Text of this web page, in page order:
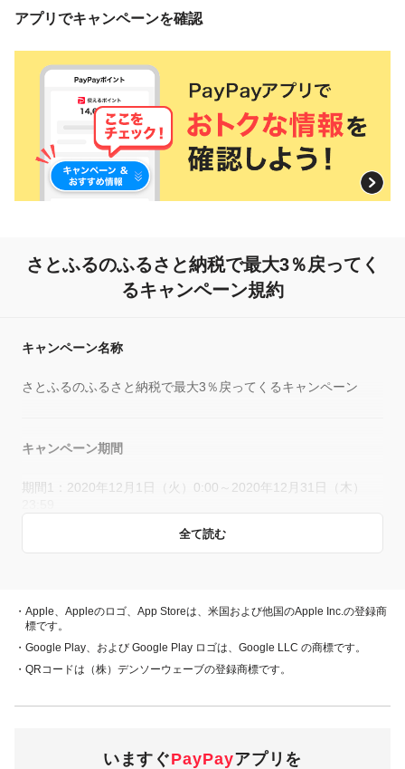
アプリでキャンペーンを確認
さとふるのふるさと納税で最大3％戻ってく
るキャンペーン規約
全て読む
キャンペーン名称
さとふるのふるさと納税で最大3％戻ってくるキャンペーン
キャンペーン期間
期間1：2020年12月1日（火）0:00～2020年12月31日（木）
キャンペーン期間中、さとふるのふるさと納税で、PayPay残
高でお支払いをしていただいた方に対し、下表のとおり後日
PayPayボーナスを付与します（※1）。
日までのお支払い）
・Apple、Appleのロゴ、App Storeは、米国および他国のApple Inc.の登録商
標です。
・Google Play、および Google Play ロゴは、Google LLC の商標です。
・QRコードは（株）デンソーウェーブの登録商標です。
いますぐPayPayアプリを